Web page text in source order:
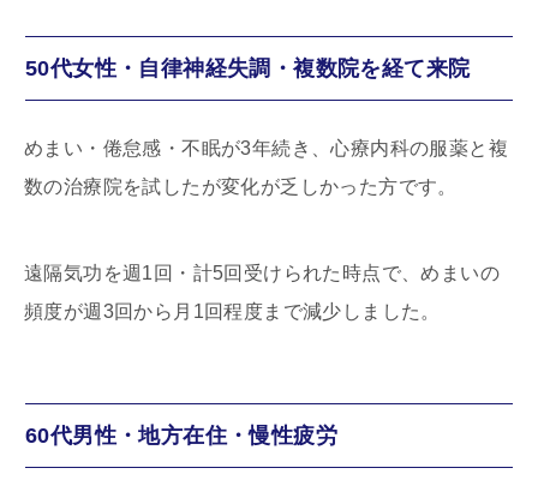
50代女性・自律神経失調・複数院を経て来院
めまい・倦怠感・不眠が3年続き、心療内科の服薬と複
数の治療院を試したが変化が乏しかった方です。
遠隔気功を週1回・計5回受けられた時点で、めまいの
頻度が週3回から月1回程度まで減少しました。
60代男性・地方在住・慢性疲労